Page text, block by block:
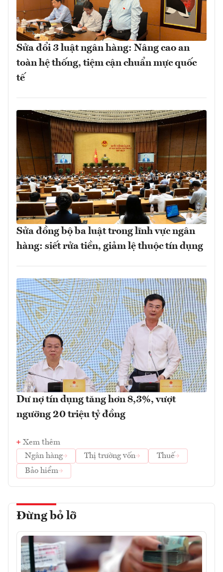
Sửa đổi 3 luật ngân hàng: Nâng cao an
toàn hệ thống, tiệm cận chuẩn mực quốc
tế
Sửa đồng bộ ba luật trong lĩnh vực ngân
hàng: siết rửa tiền, giảm lệ thuộc tín dụng
Dư nợ tín dụng tăng hơn 8,3%, vượt
ngưỡng 20 triệu tỷ đồng
Xem thêm
Ngân hàng
Thị trường vốn
Thuế
Bảo hiểm
Đừng bỏ lỡ